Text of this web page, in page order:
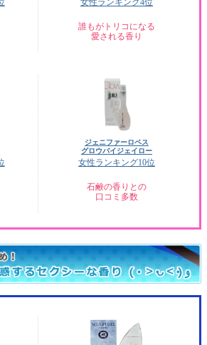
女性ランキング4位
誰もがトリコになる
愛される香り
ジェニファーロペス
グロウバイジェイロー
女性ランキング10位
石鹸の香りとの
口コミ多数